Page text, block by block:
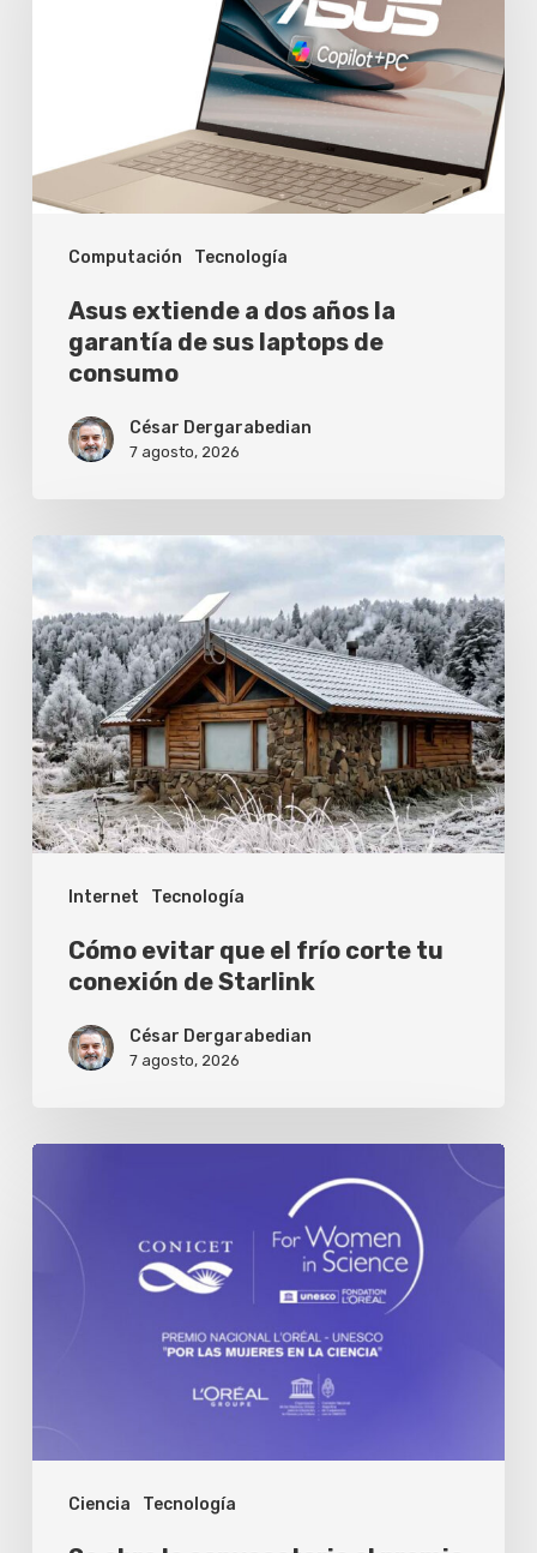
Computación Tecnología
de
laptops
consumo
Asus extiende a dos años la
garantía de sus laptops de
consumo
César Dergarabedian
7 agosto, 2026
Internet Tecnología
evitar
que
el
frío
corte
tu
conexión
de
Starlink
Cómo evitar que el frío corte tu
conexión de Starlink
César Dergarabedian
7 agosto, 2026
Ciencia Tecnología
abre
convocatoria
UNESCO
para
científicas